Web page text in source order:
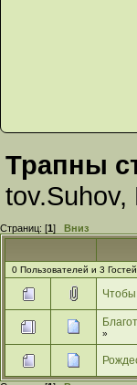
Трапны
tov.Suhov,
Страниц: [1] Вниз
0 Пользователей и 3
»